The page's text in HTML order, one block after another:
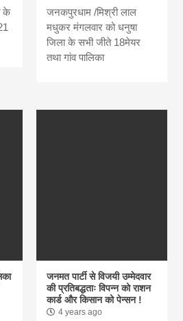
के
जनकपुरधाम /मिश्री लाल
मधुकर मंगलवार को धनुषा
जिला के सभी जीते 18मेयर
तथा गांव पालिका
जनमत पार्टी से विजयी उम्मेदवार
की प्रतिबद्धताः विपन्न को राशन
कार्ड और किसान को पेन्सन !
4 years ago